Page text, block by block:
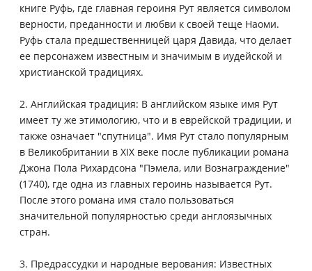
книге Руфь, где главная героиня Рут является символом
верности, преданности и любви к своей теще Наоми.
Руфь стала предшественницей царя Давида, что делает
ее персонажем известным и значимым в иудейской и
христианской традициях.
2. Английская традиция: В английском языке имя Рут
имеет ту же этимологию, что и в еврейской традиции, и
также означает "спутница". Имя Рут стало популярным
в Великобритании в ХIХ веке после публикации романа
Джона Пола Рихардсона "Пэмела, или Вознаграждение"
(1740), где одна из главных героинь называется Рут.
После этого романа имя стало пользоваться
значительной популярностью среди англоязычных
стран.
3. Предрассудки и народные верования: Известных